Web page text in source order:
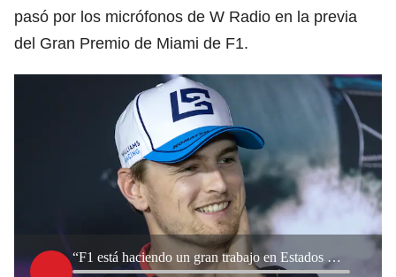
pasó por los micrófonos de W Radio en la previa
del Gran Premio de Miami de F1.
“F1 está haciendo un gran trabajo en Estados Unidos”: Logan Sargeant, piloto de Williams